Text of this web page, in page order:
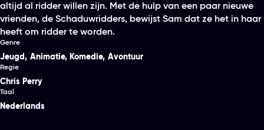
altijd al ridder willen zijn. Met de hulp van een paar nieuwe
vrienden, de Schaduwridders, bewijst Sam dat ze het in haar
heeft om ridder te worden.
Genre
Jeugd, Animatie, Komedie, Avontuur
Regie
Chris Perry
Taal
Nederlands